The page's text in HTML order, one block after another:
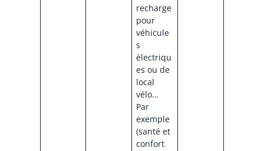
recharge
pour
véhicule
s
électriqu
es ou de
local
vélo…
Par
exemple
(santé et
confort